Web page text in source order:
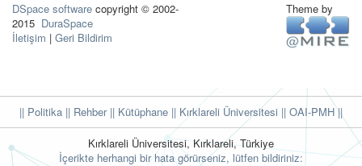
DSpace software copyright © 2002-
2015 DuraSpace
İletişim | Geri Bildirim
Theme by
|| Politika || Rehber|| Kütüphane || Kırklareli Üniversitesi || OAI-PMH ||
Kırklareli Üniversitesi, Kırklareli, Türkiye
İçerikte herhangi bir hata görürseniz, lütfen bildiriniz: